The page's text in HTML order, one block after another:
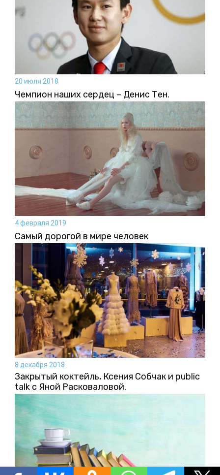
20 июля 2018
Чемпион наших сердец – Денис Тен.
4 февраля 2019
Самый дорогой в мире человек
8 декабря 2018
Закрытый коктейль, Ксения Собчак и public
talk с Яной Расковаловой.